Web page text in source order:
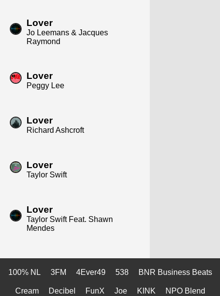
Lover
Jo Leemans & Jacques
Raymond
Lover
Peggy Lee
Lover
Richard Ashcroft
Lover
Taylor Swift
Lover
Taylor Swift Feat. Shawn
Mendes
100% NL 3FM 4Ever49 538 BNR Business Beats
Cream Decibel FunX Joe KINK NPO Blend